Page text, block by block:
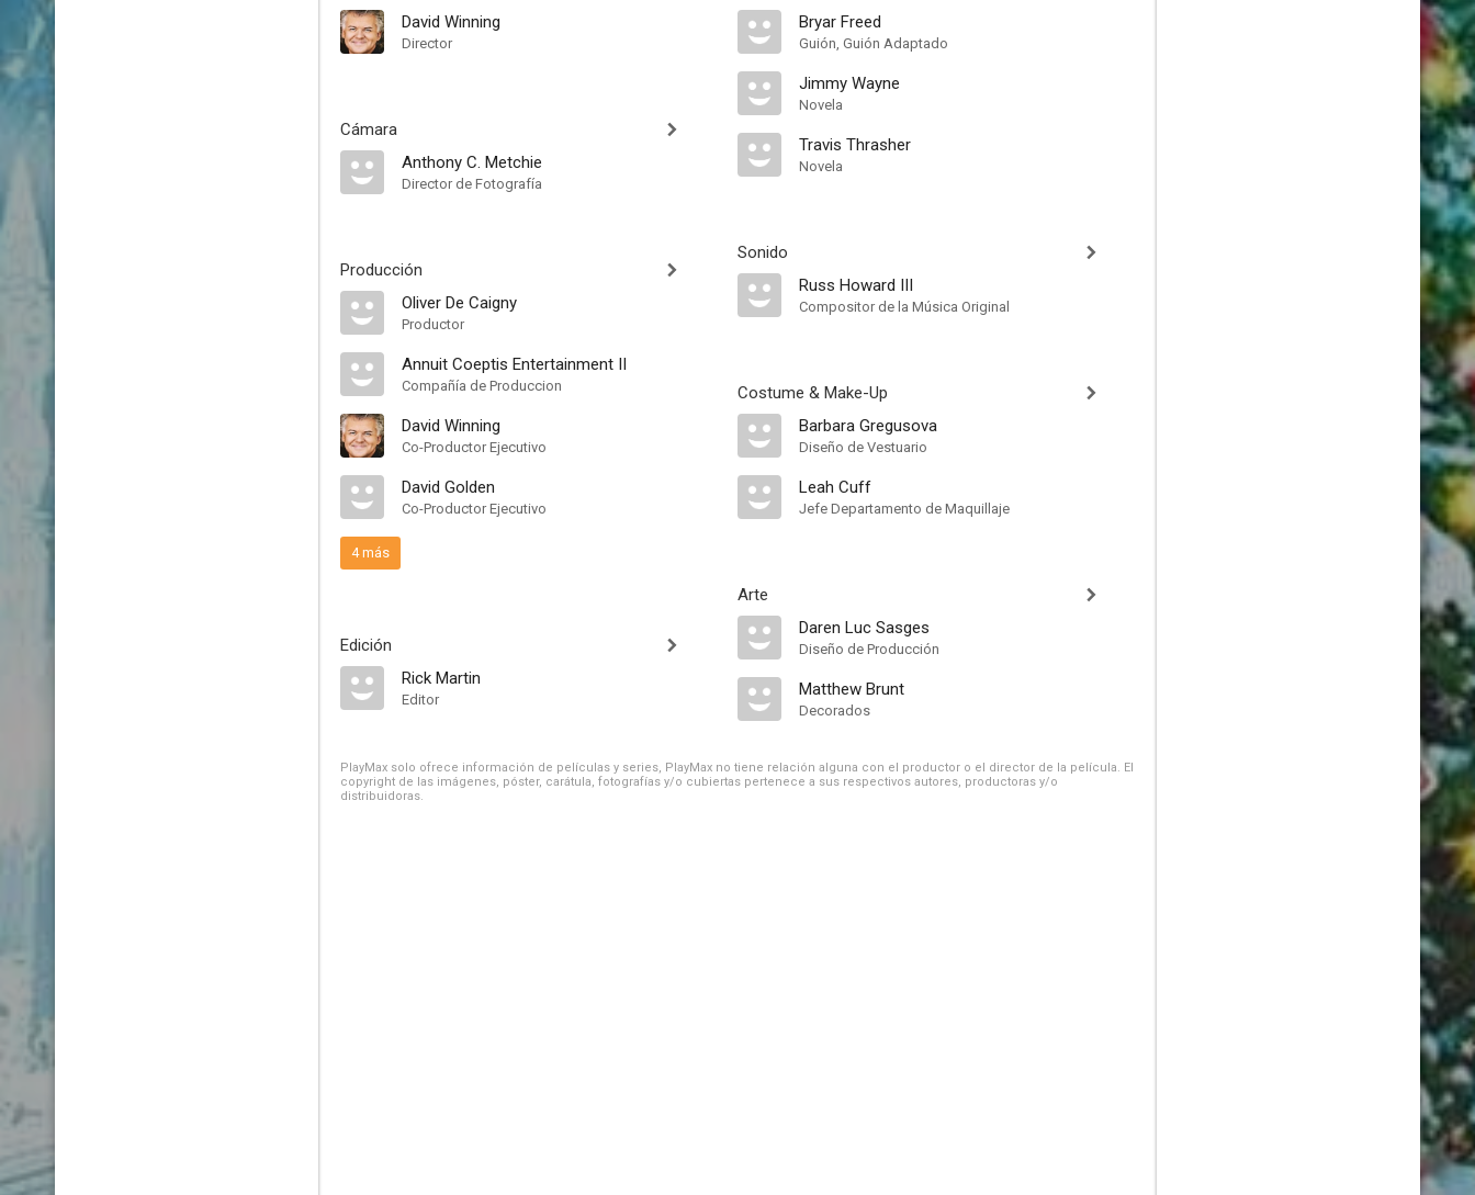
David Winning
Director
Cámara
Anthony C. Metchie
Director de Fotografía
Producción
Oliver De Caigny
Productor
Annuit Coeptis Entertainment II
Compañía de Produccion
David Winning
Co-Productor Ejecutivo
David Golden
Co-Productor Ejecutivo
4 más
Edición
Rick Martin
Editor
Bryar Freed
Guión, Guión Adaptado
Jimmy Wayne
Novela
Travis Thrasher
Novela
Sonido
Russ Howard III
Compositor de la Música Original
Costume & Make-Up
Barbara Gregusova
Diseño de Vestuario
Leah Cuff
Jefe Departamento de Maquillaje
Arte
Daren Luc Sasges
Diseño de Producción
Matthew Brunt
Decorados
PlayMax solo ofrece información de películas y series, PlayMax no tiene relación alguna con el productor o el director de la película. El
copyright de las imágenes, póster, carátula, fotografías y/o cubiertas pertenece a sus respectivos autores, productoras y/o
distribuidoras.